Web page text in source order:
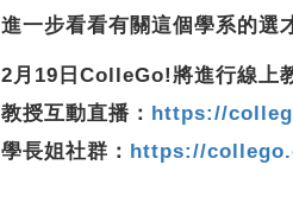
進一步看看有關這個學系的選
2月19日ColleGo!將進行線上
教授互動直播： https://
學長姐社群： https://